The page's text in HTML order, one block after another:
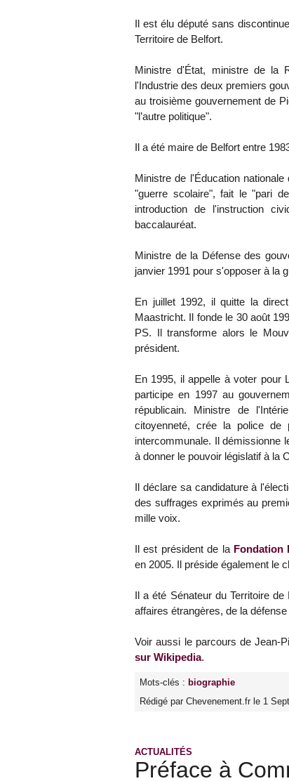
Il est élu député sans
Territoire de Belfort.
Ministre d'État, ministre de la
l'Industrie des deux premiers
au troisième gouvernement de
"l’autre politique".
Il a été maire de Belfort entre
Ministre de l'Éducation
"guerre scolaire", fait le "pari
introduction de l'instruction
baccalauréat.
Ministre de la Défense des
janvier 1991 pour s'opposer à la
En juillet 1992, il quitte la
Maastricht. Il fonde le 30 août
PS. Il transforme alors le
président.
En 1995, il appelle à voter pour
participe en 1997 au
républicain. Ministre de
citoyenneté, crée la police de
intercommunale. Il démissionne
à donner le pouvoir législatif à la
Il déclare sa candidature à
des suffrages exprimés au
mille voix.
Il est président de la Fondation
en 2005. Il préside également le
Il a été Sénateur du Territoire
affaires étrangères, de la
Voir aussi le parcours de Jean-
sur Wikipedia.
Mots-clés : biographie
Rédigé par Chevenement.fr le 1
ACTUALITÉS
Préface à